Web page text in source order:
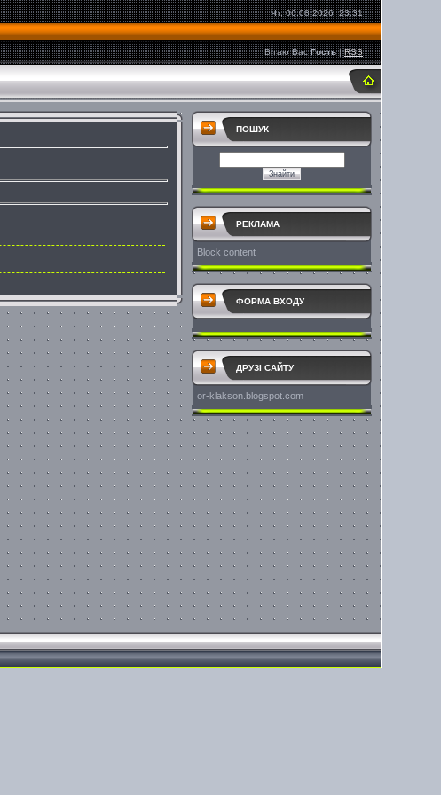
Чт, 06.08.2026, 23:31
Вітаю Вас Гость|RSS
ПОШУК
РЕКЛАМА
Block content
ФОРМА ВХОДУ
ДРУЗІ САЙТУ
or-klakson.blogspot.com